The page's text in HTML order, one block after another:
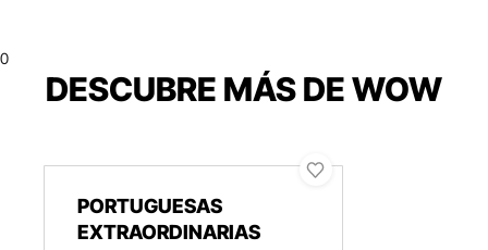
0
DESCUBRE MÁS DE WOW
PORTUGUESAS
EXTRAORDINARIAS